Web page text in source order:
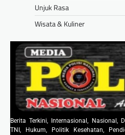
Unjuk Rasa
Wisata & Kuliner
Berita Terkini, Internasional, Nasional,
TNI, Hukum, Politik Kesehatan,